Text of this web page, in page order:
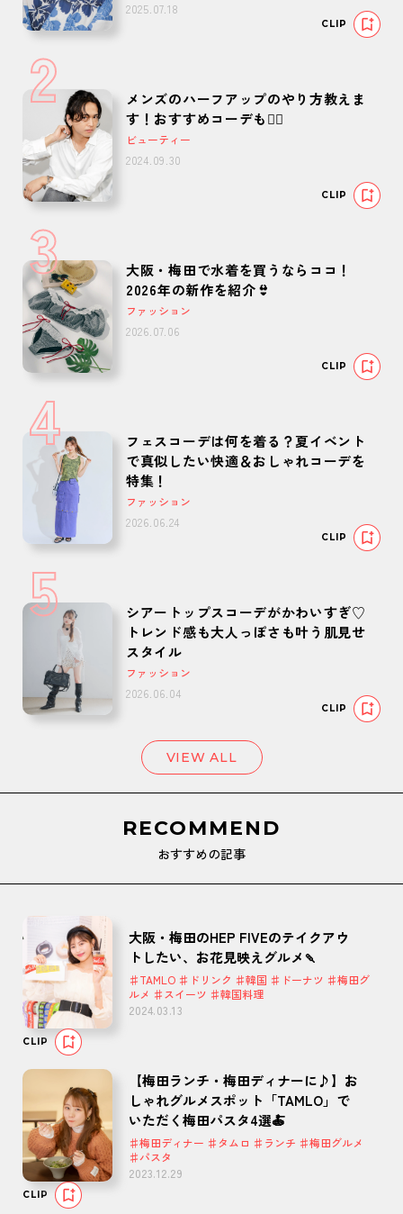
2025.07.18
CLIP
2
メンズのハーフアップのやり方教えま
す！おすすめコーデも🙆‍♂️
ビューティー
2024.09.30
CLIP
3
大阪・梅田で水着を買うならココ！
2026年の新作を紹介👙
ファッション
2026.07.06
CLIP
4
フェスコーデは何を着る？夏イベント
で真似したい快適＆おしゃれコーデを
特集！
ファッション
2026.06.24
CLIP
5
シアートップスコーデがかわいすぎ♡
トレンド感も大人っぽさも叶う肌見せ
スタイル
ファッション
2026.06.04
CLIP
VIEW ALL
RECOMMEND
おすすめの記事
大阪・梅田のHEP FIVEのテイクアウ
トしたい、お花見映えグルメ🍡
♯TAMLO ♯ドリンク ♯韓国 ♯ドーナツ ♯梅田グ
ルメ ♯スイーツ ♯韓国料理
2024.03.13
CLIP
【梅田ランチ・梅田ディナーに♪】お
しゃれグルメスポット「TAMLO」で
いただく梅田パスタ4選🍝
♯梅田ディナー ♯タムロ ♯ランチ ♯梅田グルメ
♯パスタ
2023.12.29
CLIP